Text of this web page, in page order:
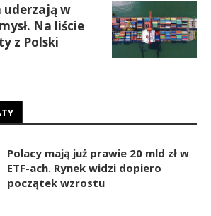
uderzają w
Na liście
z Polski
Polacy mają już prawie 20 mld zł w
ETF-ach. Rynek widzi dopiero
początek wzrostu